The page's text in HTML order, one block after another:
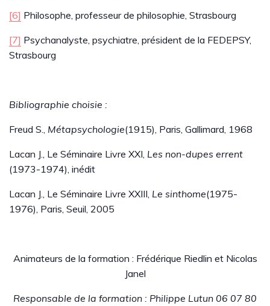
[6] Philosophe, professeur de philosophie, Strasbourg
[7] Psychanalyste, psychiatre, président de la FEDEPSY,
Strasbourg
Bibliographie choisie :
Freud S., Métapsychologie(1915), Paris, Gallimard, 1968
Lacan J., Le Séminaire Livre XXI, Les non-dupes errent
(1973-1974), inédit
Lacan J., Le Séminaire Livre XXIII, Le sinthome(1975-
1976), Paris, Seuil, 2005
Animateurs de la formation : Frédérique Riedlin et Nicolas
Janel
Responsable de la formation : Philippe Lutun 06 07 80